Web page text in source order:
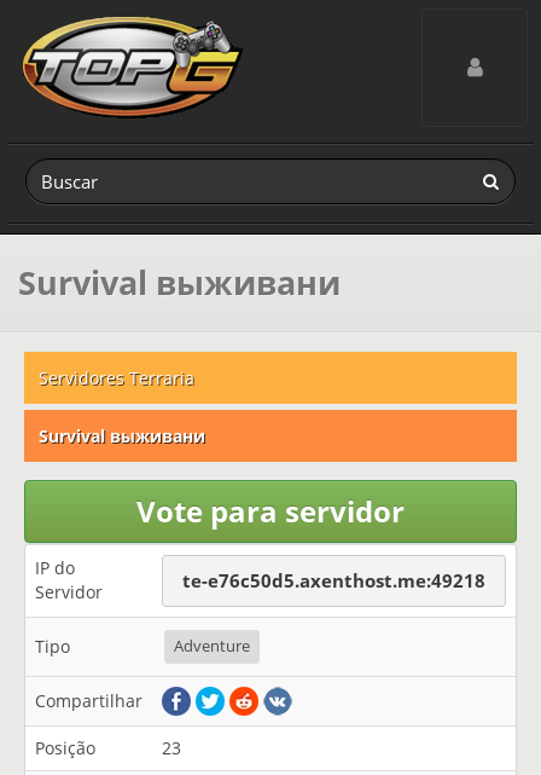
Toggle
Survival выживани
Servidores Terraria
Survival выживани
Vote para servidor
IP do
Servidor
te-e76c50d5.axenthost.me:49218
Tipo Adventure
Compartilhar
Posição
23